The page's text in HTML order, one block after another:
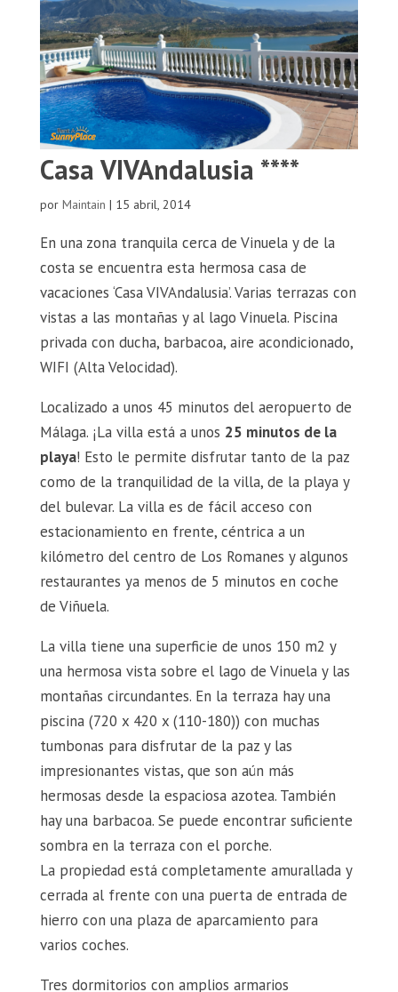
Casa VIVAndalusia ****
por Maintain | 15 abril, 2014
En una zona tranquila cerca de Vinuela y de la
costa se encuentra esta hermosa casa de
vacaciones ‘Casa VIVAndalusia’. Varias terrazas con
vistas a las montañas y al lago Vinuela. Piscina
privada con ducha, barbacoa, aire acondicionado,
WIFI (Alta Velocidad).
Localizado a unos 45 minutos del aeropuerto de
Málaga. ¡La villa está a unos 25 minutos de la
playa! Esto le permite disfrutar tanto de la paz
como de la tranquilidad de la villa, de la playa y
del bulevar. La villa es de fácil acceso con
estacionamiento en frente, céntrica a un
kilómetro del centro de Los Romanes y algunos
restaurantes ya menos de 5 minutos en coche
de Viñuela.
La villa tiene una superficie de unos 150 m2 y
una hermosa vista sobre el lago de Vinuela y las
montañas circundantes. En la terraza hay una
piscina (720 x 420 x (110-180)) con muchas
tumbonas para disfrutar de la paz y las
impresionantes vistas, que son aún más
hermosas desde la espaciosa azotea. También
hay una barbacoa. Se puede encontrar suficiente
sombra en la terraza con el porche.
La propiedad está completamente amurallada y
cerrada al frente con una puerta de entrada de
hierro con una plaza de aparcamiento para
varios coches.
Tres dormitorios con amplios armarios